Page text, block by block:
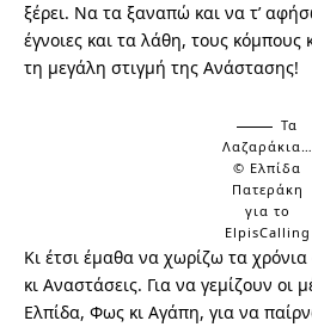
ξέρει. Να τα ξαναπώ και να τ’
έγνοιες και τα λάθη, τους κόμπους
τη μεγάλη στιγμή της Ανάστασης!
Τα
Λαζαράκια…
© Ελπίδα
Πατεράκη
για το
ElpisCalling
Κι έτσι έμαθα να χωρίζω τα
κι Αναστάσεις. Για να γεμίζουν οι
Ελπίδα, Φως κι Αγάπη, για να